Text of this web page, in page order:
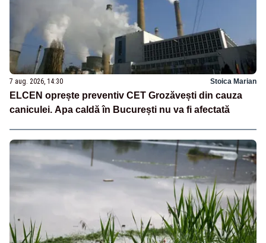
7 aug. 2026, 14:30 Stoica Marian
ELCEN oprește preventiv CET Grozăvești din cauza
caniculei. Apa caldă în București nu va fi afectată